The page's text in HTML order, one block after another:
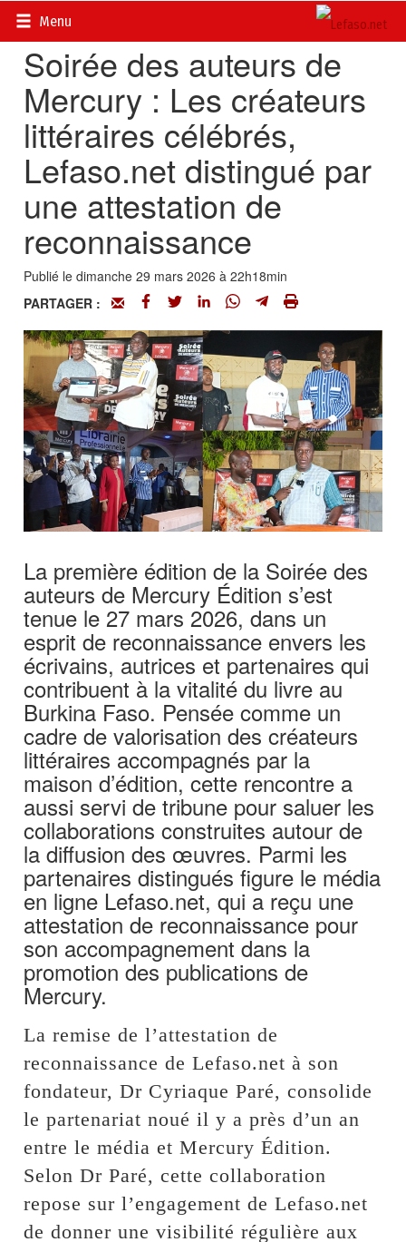
Menu
Accueil>
Soirée des auteurs de
Mercury : Les créateurs
littéraires célébrés,
Lefaso.net distingué par
une attestation de
reconnaissance
Publié le dimanche 29 mars 2026 à 22h18min
PARTAGER :
La première édition de la Soirée des
auteurs de Mercury Édition s’est
tenue le 27 mars 2026, dans un
esprit de reconnaissance envers les
écrivains, autrices et partenaires qui
contribuent à la vitalité du livre au
Burkina Faso. Pensée comme un
cadre de valorisation des créateurs
littéraires accompagnés par la
maison d’édition, cette rencontre a
aussi servi de tribune pour saluer les
collaborations construites autour de
la diffusion des œuvres. Parmi les
partenaires distingués figure le média
en ligne Lefaso.net, qui a reçu une
attestation de reconnaissance pour
son accompagnement dans la
promotion des publications de
Mercury.
La remise de l’attestation de
reconnaissance de Lefaso.net à son
fondateur, Dr Cyriaque Paré, consolide
le partenariat noué il y a près d’un an
entre le média et Mercury Édition.
Selon Dr Paré, cette collaboration
repose sur l’engagement de Lefaso.net
de donner une visibilité régulière aux